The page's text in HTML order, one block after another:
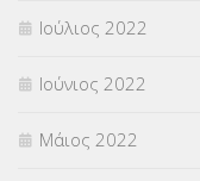
Ιούλιος 2022
Ιούνιος 2022
Μάιος 2022